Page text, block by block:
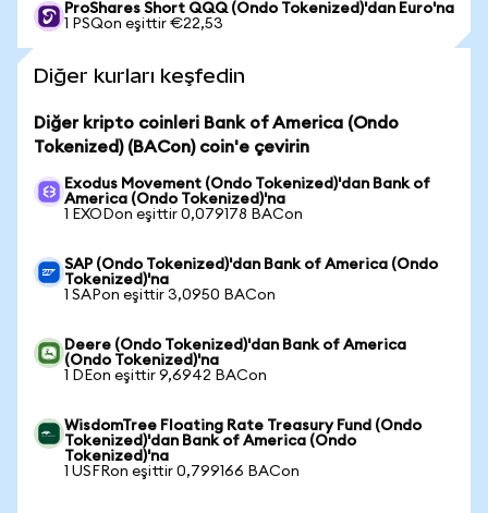
ProShares Short QQQ (Ondo Tokenized)'dan Euro'na
1 PSQon eşittir €22,53
Diğer kurları keşfedin
Diğer kripto coinleri Bank of America (Ondo
Tokenized) (BACon) coin'e çevirin
Exodus Movement (Ondo Tokenized)'dan Bank of
America (Ondo Tokenized)'na
1 EXODon eşittir 0,079178 BACon
SAP (Ondo Tokenized)'dan Bank of America (Ondo
Tokenized)'na
1 SAPon eşittir 3,0950 BACon
Deere (Ondo Tokenized)'dan Bank of America
(Ondo Tokenized)'na
1 DEon eşittir 9,6942 BACon
WisdomTree Floating Rate Treasury Fund (Ondo
Tokenized)'dan Bank of America (Ondo
Tokenized)'na
1 USFRon eşittir 0,799166 BACon